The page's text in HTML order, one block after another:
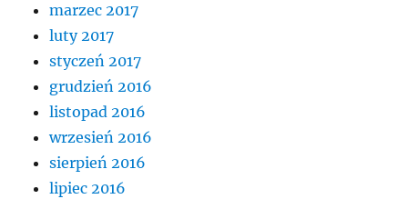
marzec 2017
luty 2017
styczeń 2017
grudzień 2016
listopad 2016
wrzesień 2016
sierpień 2016
lipiec 2016